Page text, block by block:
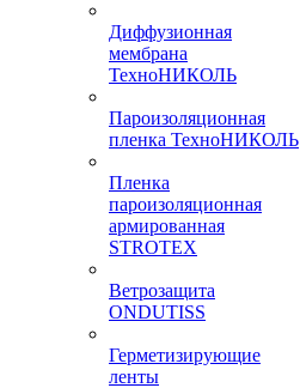
Диффузионная
мембрана
ТехноНИКОЛЬ
Пароизоляционная
пленка ТехноНИКОЛЬ
Пленка
пароизоляционная
армированная
STROTEX
Ветрозащита
ONDUTISS
Герметизирующие
ленты